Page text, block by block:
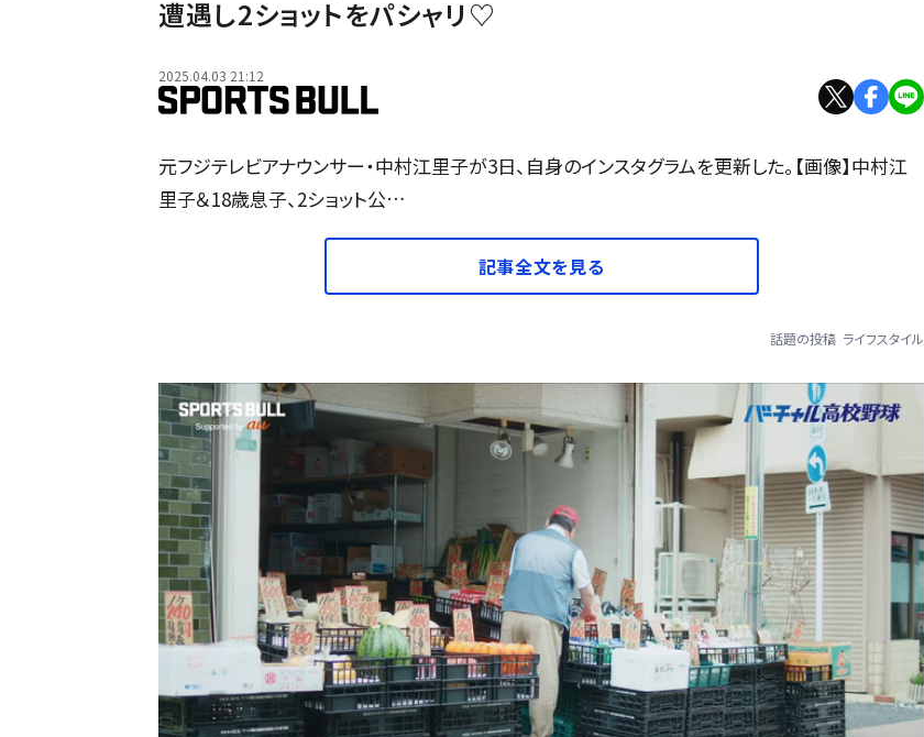
遭遇し2ショットをパシャリ♡
2025.04.03 21:12
元フジテレビアナウンサー・中村江里子が3日、自身のインスタグラムを更新した。【画像】中村江
里子＆18歳息子、2ショット公…
記事全文を見る
話題の投稿 ライフスタイル